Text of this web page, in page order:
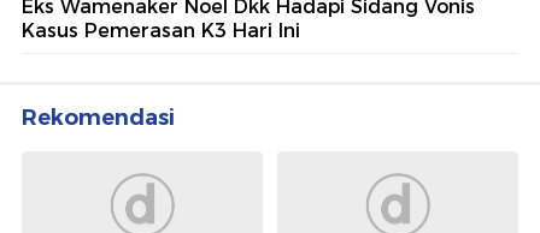
Eks Wamenaker Noel Dkk Hadapi Sidang Vonis
Kasus Pemerasan K3 Hari Ini
Rekomendasi